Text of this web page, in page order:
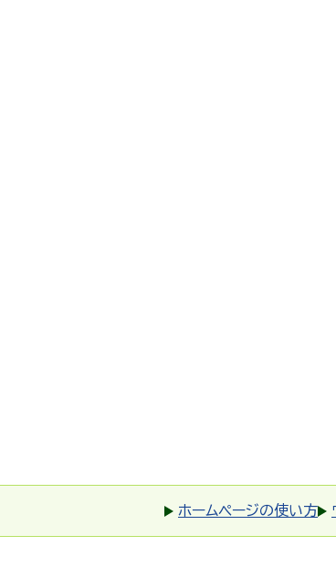
ホームページの使い方